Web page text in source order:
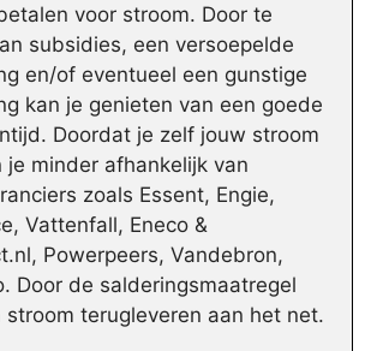
voor stroom. Door te
subsidies, een versoepelde
en/of eventueel een gunstige
kan je genieten van een goede
Doordat je zelf jouw stroom
je minder afhankelijk van
zoals Essent, Engie,
Vattenfall, Eneco &
Powerpeers, Vandebron,
Door de salderingsmaatregel
stroom terugleveren aan het net.